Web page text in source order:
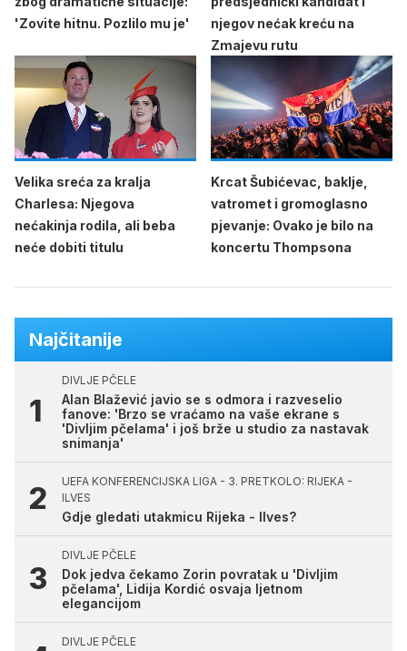
'Zovite hitnu. Pozlilo mu je'
njegov nećak kreću na
Zmajevu rutu
Velika sreća za kralja
Charlesa: Njegova
nećakinja rodila, ali beba
neće dobiti titulu
Krcat Šubićevac, baklje,
vatromet i gromoglasno
pjevanje: Ovako je bilo na
koncertu Thompsona
Najčitanije
DIVLJE PČELE
Alan Blažević javio se s odmora i razveselio
fanove: 'Brzo se vraćamo na vaše ekrane s
'Divljim pčelama' i još brže u studio za nastavak
snimanja'
UEFA KONFERENCIJSKA LIGA - 3. PRETKOLO: RIJEKA -
ILVES
Gdje gledati utakmicu Rijeka - Ilves?
DIVLJE PČELE
Dok jedva čekamo Zorin povratak u 'Divljim
pčelama', Lidija Kordić osvaja ljetnom
elegancijom
DIVLJE PČELE